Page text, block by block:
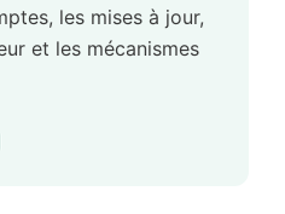
les mises à jour,
et les mécanismes